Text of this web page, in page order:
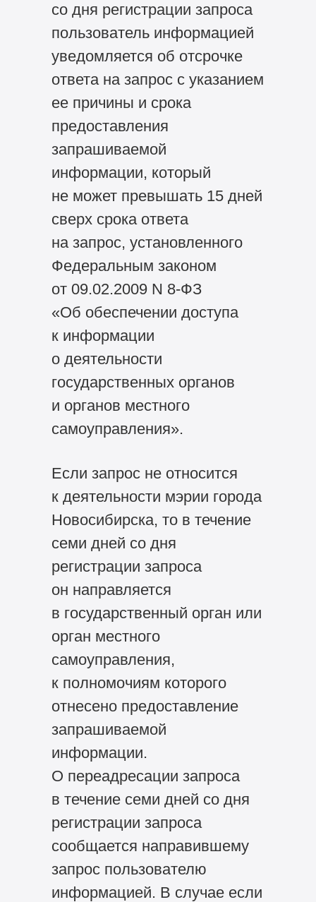
со дня регистрации запроса
пользователь информацией
уведомляется об отсрочке
ответа на запрос с указанием
ее причины и срока
предоставления
запрашиваемой
информации, который
не может превышать 15 дней
сверх срока ответа
на запрос, установленного
Федеральным законом
от 09.02.2009 N 8-ФЗ
«Об обеспечении доступа
к информации
о деятельности
государственных органов
и органов местного
самоуправления».
Если запрос не относится
к деятельности мэрии города
Новосибирска, то в течение
семи дней со дня
регистрации запроса
он направляется
в государственный орган или
орган местного
самоуправления,
к полномочиям которого
отнесено предоставление
запрашиваемой
информации.
О переадресации запроса
в течение семи дней со дня
регистрации запроса
сообщается направившему
запрос пользователю
информацией. В случае если